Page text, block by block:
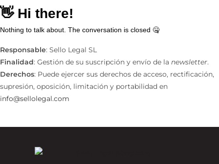
Responsable: Sello Legal SL
Finalidad: Gestión de su suscripción y envío de la newsletter.
Derechos: Puede ejercer sus derechos de acceso, rectificación,
supresión, oposición, limitación y portabilidad en
info@sellolegal.com